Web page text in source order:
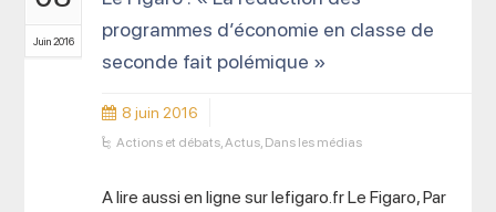
Juin 2016
programmes d’économie en classe de
seconde fait polémique »
8 juin 2016
Actions et débats,Actus, Dans les médias
A lire aussi en ligne sur lefigaro.fr Le Figaro, Par